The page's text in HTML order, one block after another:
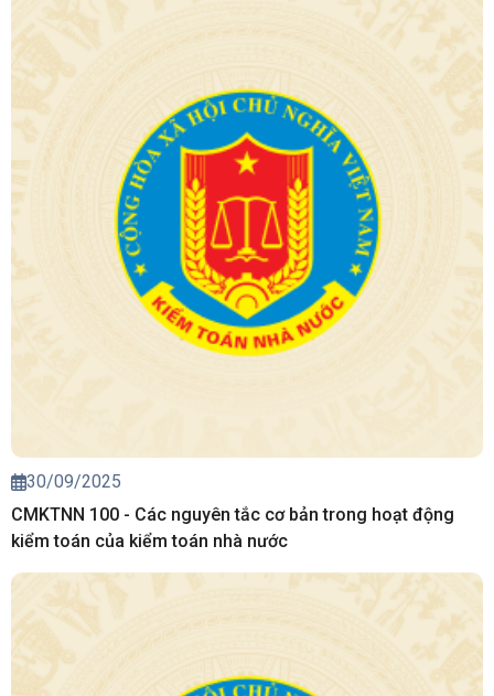
30/09/2025
CMKTNN 100 - Các nguyên tắc cơ bản trong hoạt động
kiểm toán của kiểm toán nhà nước